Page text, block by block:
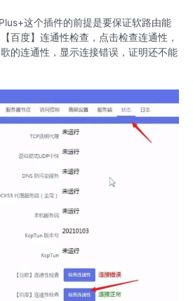
这个插件的前提是要保证软路由能
百度】连通性检查，点击检查连通性，
的连通性，显示连接错误，证明还不能